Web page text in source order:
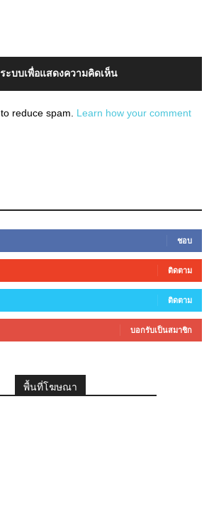
ะบบเพื่อแสดงความคิดเห็น
reduce spam. Learn how your comment
ชอบ
ติดตาม
ติดตาม
บอกรับเป็นสมาชิก
พื้นที่โฆษณา